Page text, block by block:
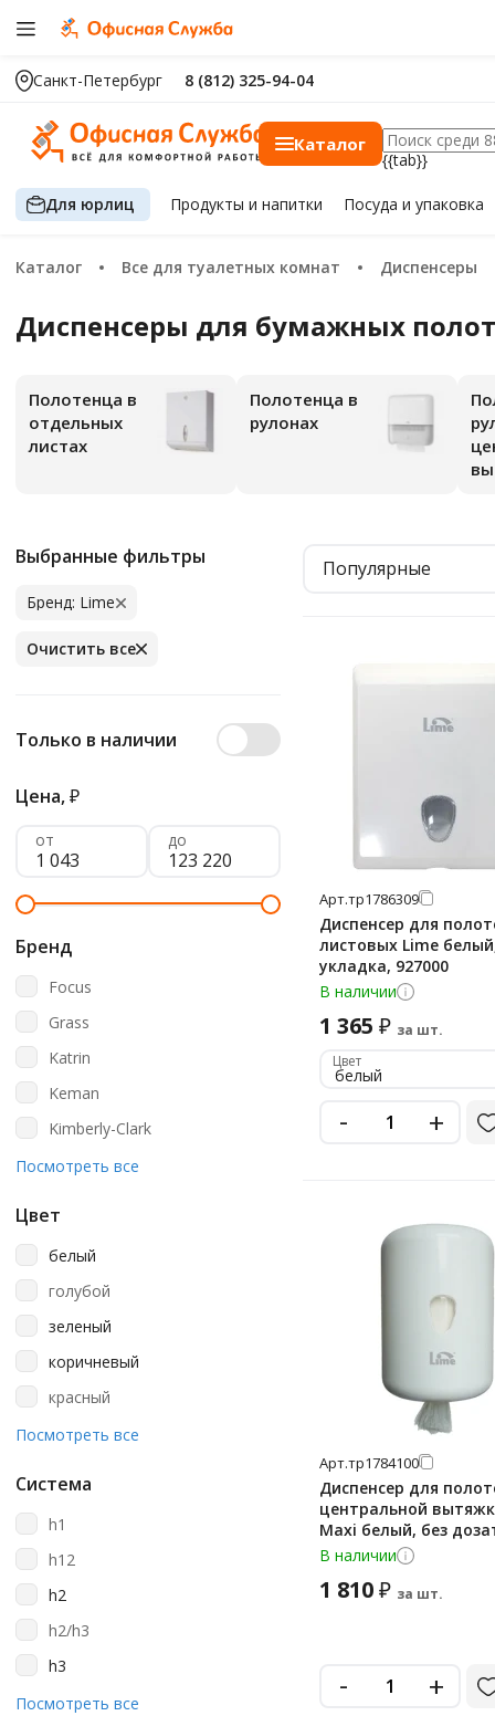
Санкт-Петербург 8 (812) 325-94-04
Каталог
{{tab}}
Для юрлиц Продуктыи напитки Посуда и упаковка
Каталог Все для туалетных комнат Диспенсеры
Диспенсеры для бумажных
Полотенца в
отдельных
листах
Полотенца в
рулонах
Полотенца в
Выбранные фильтры
Бренд: Lime
Очистить все
Только в наличии
Цена,₽
от до
Бренд
Focus
Grass
Katrin
Keman
Kimberly-Clark
Ksitex
Merida
Officeclean
Solvo
TEMCA/Челтекс
Tellus (tork)
Tts
Veiro Professional
Wisepro
Посмотреть все
Цвет
белый
голубой
зеленый
коричневый
красный
металлик
Посмотреть все
Система
h1
h12
h2
h2/h3
h3
h5
Посмотреть все
Популярные
Арт.тр1786309
Диспенсер для
листовых Lime
укладка, 927000
В наличии
1 365 ₽ за шт.
Цвет
белый
- +
Арт.тр1784100
Диспенсер для
центральной
Maxi белый, без
931300
В наличии
1 810₽ за шт.
- +